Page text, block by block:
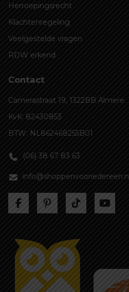
Herroepingsrecht
Klachtenregeling
Veelgestelde vragen
RDW erkend
Contact
Camerastraat 19, 1322BB Almere
KvK: 82430853
BTW: NL862468255B01
(06) 38 67 83 63
info@shoppenvooriedereen.nl